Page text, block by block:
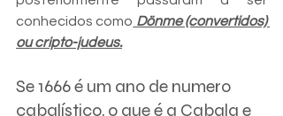
conhecidos como Dönme (convertidos)
ou cripto-judeus.
Se 1666 é um ano de numero
cabalístico, o que é a Cabala e